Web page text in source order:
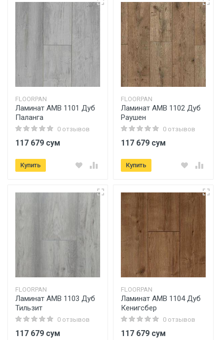
FLOORPAN
Ламинат AMB 1101 Дуб
Паланга
0 отзывов
117 679 сум
Купить
FLOORPAN
Ламинат AMB 1102 Дуб
Раушен
0 отзывов
117 679 сум
Купить
FLOORPAN
Ламинат AMB 1103 Дуб
Тильзит
0 отзывов
117 679 сум
FLOORPAN
Ламинат AMB 1104 Дуб
Кенигсбер
0 отзывов
117 679 сум